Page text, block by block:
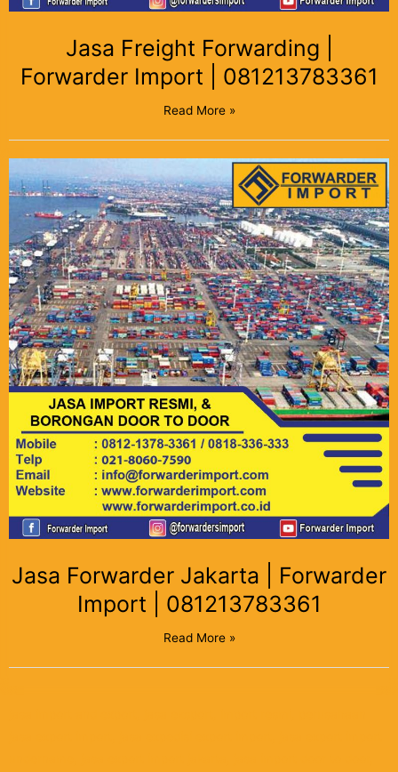
Jasa Freight Forwarding |
Forwarder Import | 081213783361
Read More »
Jasa Forwarder Jakarta | Forwarder
Import | 081213783361
Read More »